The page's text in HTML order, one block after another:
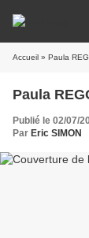
Accueil » Paula
Paula
Publié le 02/07/
Par Eric SIMON